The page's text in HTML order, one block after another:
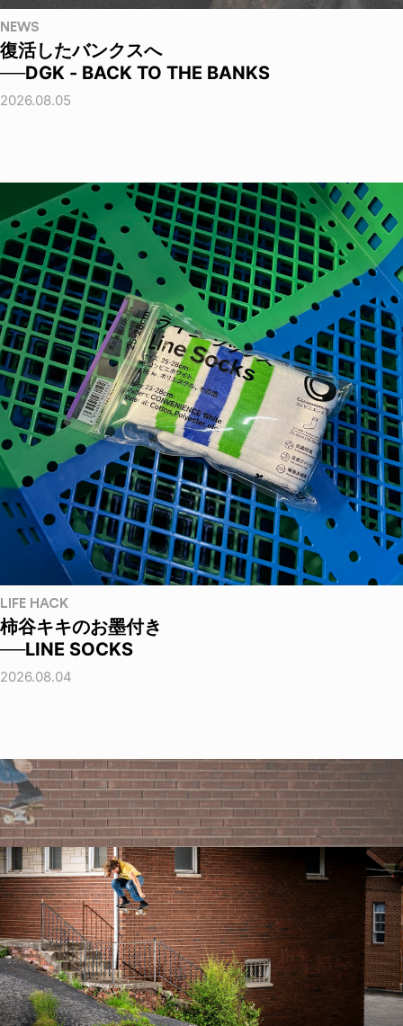
NEWS
復活したバンクスへ
──DGK - BACK TO THE BANKS
2026.08.05
LIFE HACK
柿谷キキのお墨付き
──LINE SOCKS
2026.08.04